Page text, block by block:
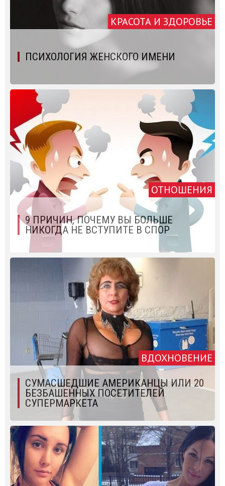
КРАСОТА И ЗДОРОВЬЕ
ПСИХОЛОГИЯ ЖЕНСКОГО ИМЕНИ
ОТНОШЕНИЯ
9 ПРИЧИН, ПОЧЕМУ ВЫ БОЛЬШЕ
НИКОГДА НЕ ВСТУПИТЕ В СПОР
ВДОХНОВЕНИЕ
СУМАСШЕДШИЕ АМЕРИКАНЦЫ ИЛИ 20
БЕЗБАШЕННЫХ ПОСЕТИТЕЛЕЙ
СУПЕРМАРКЕТА